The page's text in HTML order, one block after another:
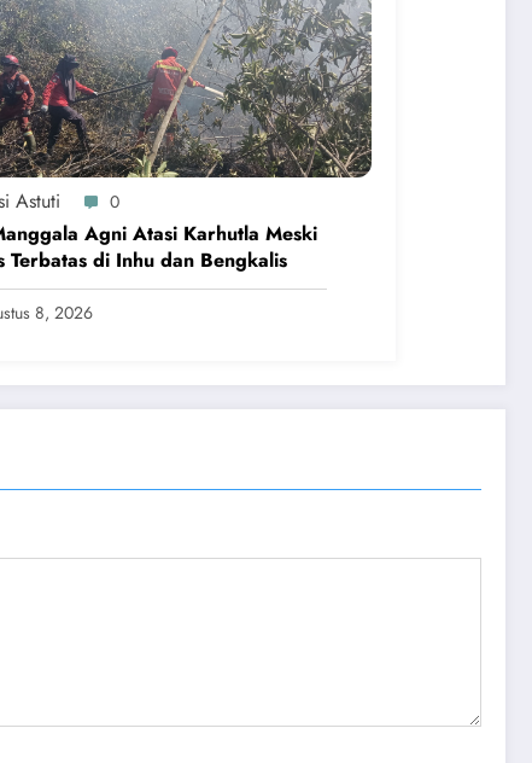
Astuti 0
Agni Atasi Karhutla Meski
Terbatas di Inhu dan Bengkalis
8, 2026